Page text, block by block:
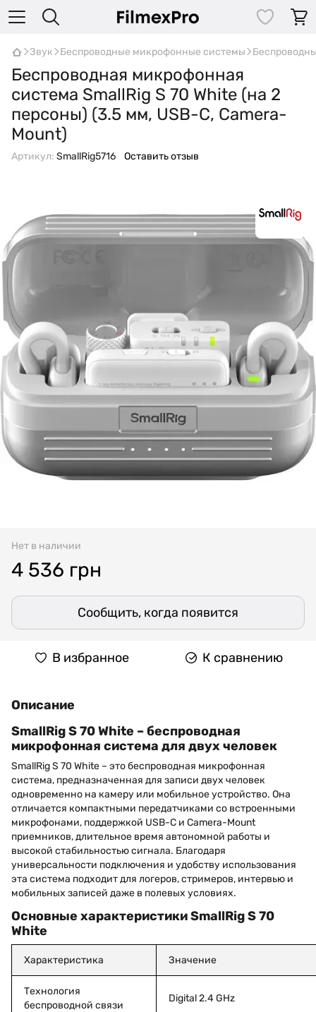
Звук Беспроводные микрофонные системы
Беспроводная микрофонная
система SmallRig S 70 White (на 2
персоны) (3.5 мм, USB-C, Camera-
Mount)
Артикул: SmallRig5716 Оставить отзыв
Нет в наличии
4 536 грн
Сообщить, когда появится
В избранное К сравнению
Описание
SmallRig S 70 White – беспроводная
микрофонная система для двух человек
SmallRig S 70 White – это беспроводная микрофонная
система, предназначенная для записи двух человек
одновременно на камеру или мобильное устройство. Она
отличается компактными передатчиками со встроенными
микрофонами, поддержкой USB-C и Camera-Mount
приемников, длительное время автономной работы и
высокой стабильностью сигнала. Благодаря
универсальности подключения и удобству использования
эта система подходит для логеров, стримеров, интервью и
мобильных записей даже в полевых условиях.
Основные характеристики SmallRig S 70
White
Характеристика Значение
Технология
беспроводной связи
Digital 2.4 GHz